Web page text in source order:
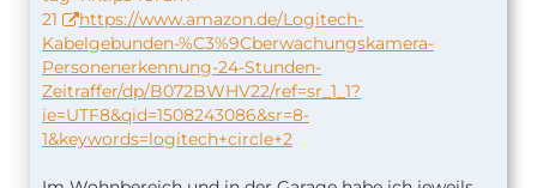
21
https://www.amazon.de/Logitech-
Kabelgebunden-%C3%9Cberwachungskamera-
Personenerkennung-24-Stunden-
Zeitraffer/dp/B072BWHV22/ref=sr_1_1?
ie=UTF8&qid=1508243086&sr=8-
1&keywords=logitech+circle+2